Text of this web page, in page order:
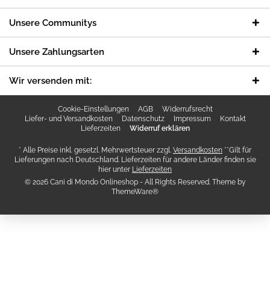
Unsere Communitys
Unsere Zahlungsarten
Wir versenden mit:
Cookie-Einstellungen AGB
Widerrufsrecht
Liefer- und Versandkosten
Datenschutz Impressum
Kontakt
Lieferzeiten
Widerruf erklären
* Alle Preise inkl. gesetzl. Mehrwertsteuer zzgl. Versandkosten **Gilt für
Lieferungen nach Deutschland. Lieferzeiten für andere Länder finden sie
hier unter Lieferzeiten
© 2026 Cani di Mondo Onlineshop - All Rights Reserved. Theme by
ThemeWare®